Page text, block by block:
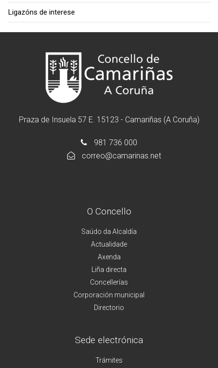
Ligazóns de interese
Praza de Insuela 57 E. 15123 - Camariñas (A Coruña)
981 736 000
correo@camarinas.net
O Concello
Saúdo da Alcaldía
Actualidade
Axenda
Liña directa
Concellerías
Corporación municipal
Directorio
Sede electrónica
Trámites